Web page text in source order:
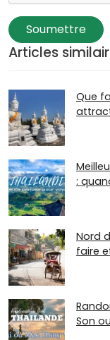
Soumettre
Articles
Que
:
Nord
faire
Son